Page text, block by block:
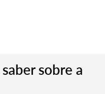
sobre a